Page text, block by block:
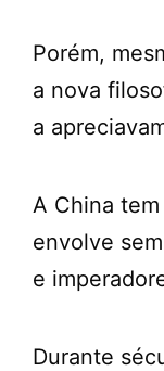
Porém,
a nova
a
A China
envolve
e
Durante